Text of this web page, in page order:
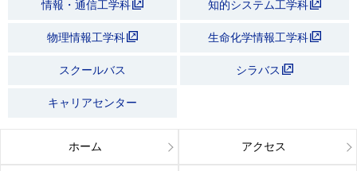
情報・通信工学科 知的システム工学科
物理情報工学科 生命化学情報工学科
スクールバス シラバス
キャリアセンター
ホーム アクセス